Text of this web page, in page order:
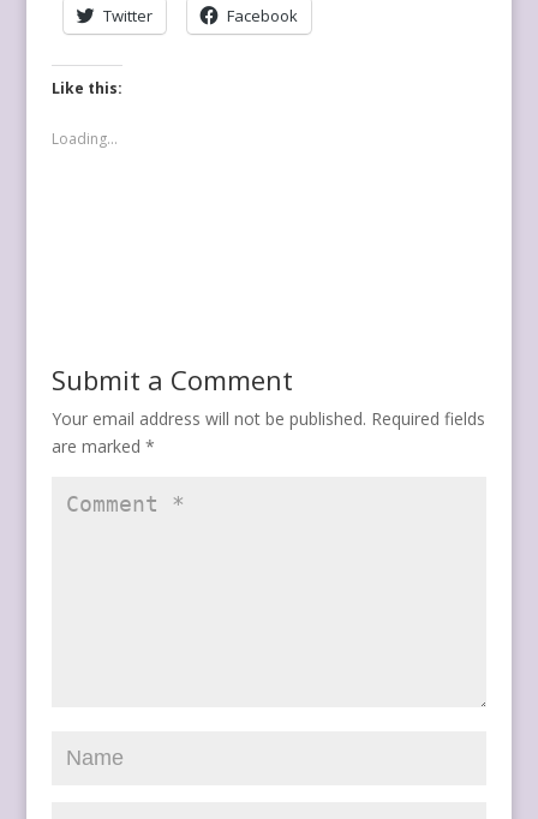
Twitter Facebook
Like this:
Loading...
Submit a Comment
Your email address will not be published. Required fields
are marked *